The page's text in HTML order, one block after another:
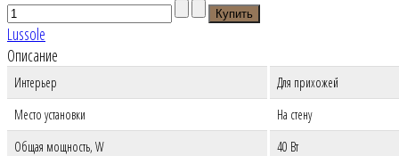
Lussole
Описание
Интерьер
Для прихожей
Место установки
На стену
Общая мощность, W
40 Вт